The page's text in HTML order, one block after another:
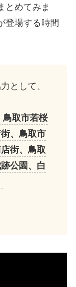
とめてみま
登場する時間
として、
鳥取市若桜
、鳥取市
街、鳥取
公園、白